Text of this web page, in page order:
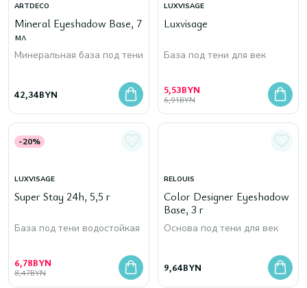
ARTDECO
Mineral Eyeshadow Base, 7
мл
Минеральная база под тени
42,34BYN
LUXVISAGE
Luxvisage
База под тени для век
5,53BYN
6,91BYN
-20%
LUXVISAGE
Super Stay 24h, 5,5 г
База под тени водостойкая
6,78BYN
8,47BYN
RELOUIS
Color Designer Eyeshadow
Base, 3 г
Основа под тени для век
9,64BYN